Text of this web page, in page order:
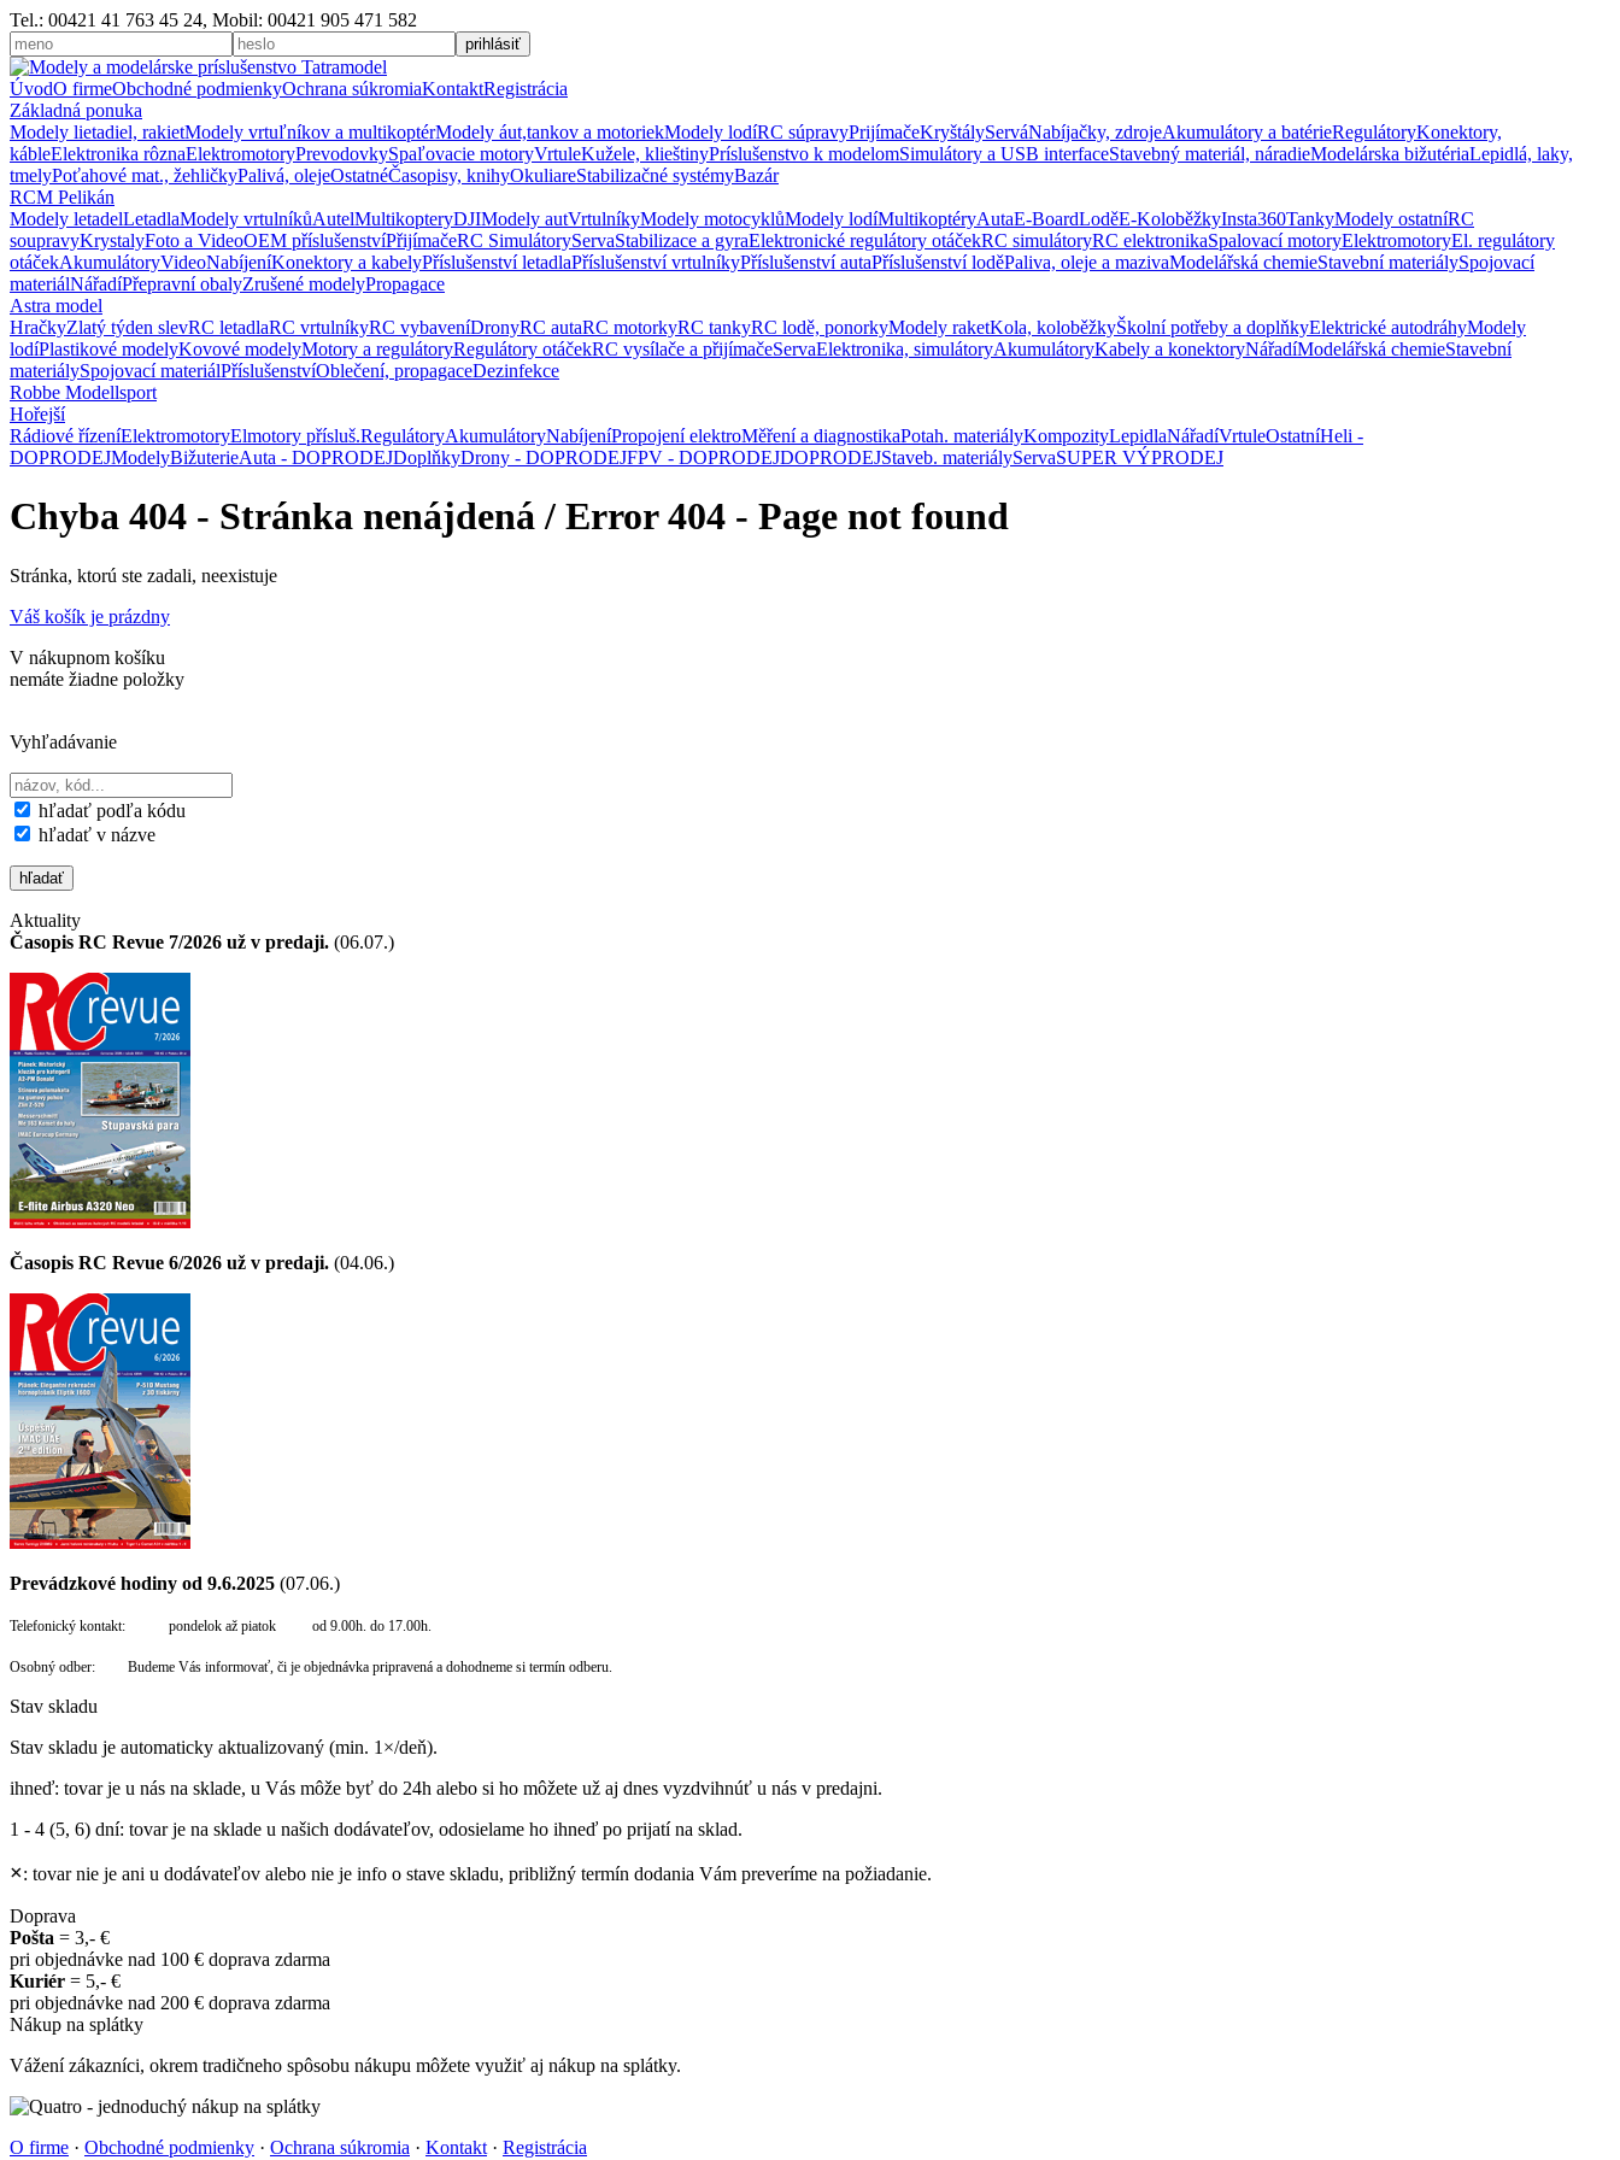
Tel.: 00421 41 763 45 24, Mobil: 00421 905 471 582
ÚvodO firmeObchodné podmienkyOchrana súkromiaKontaktRegistrácia
Základná ponuka
Modely lietadiel, rakietModely vrtuľníkov a multikoptérModely áut,tankov a motoriekModely lodíRC súpravyPrijímačeKryštályServáNabíjačky, zdrojeAkumulátory a batérieRegulátoryKonektory,
kábleElektronika rôznaElektromotoryPrevodovkySpaľovacie motoryVrtuleKužele, klieštinyPríslušenstvo k modelomSimulátory a USB interfaceStavebný materiál, náradieModelárska bižutériaLepidlá, laky,
tmelyPoťahové mat., žehličkyPalivá, olejeOstatnéČasopisy, knihyOkuliareStabilizačné systémyBazár
RCM Pelikán
Modely letadelLetadlaModely vrtulníkůAutelMultikopteryDJIModely autVrtulníkyModely motocyklůModely lodíMultikoptéryAutaE-BoardLoděE-KoloběžkyInsta360TankyModely ostatníRC
soupravyKrystalyFoto a VideoOEM příslušenstvíPřijímačeRC SimulátoryServaStabilizace a gyraElektronické regulátory otáčekRC simulátoryRC elektronikaSpalovací motoryElektromotoryEl. regulátory
otáčekAkumulátoryVideoNabíjeníKonektory a kabelyPříslušenství letadlaPříslušenství vrtulníkyPříslušenství autaPříslušenství loděPaliva, oleje a mazivaModelářská chemieStavební materiálySpojovací
materiálNářadíPřepravní obalyZrušené modelyPropagace
Astra model
HračkyZlatý týden slevRC letadlaRC vrtulníkyRC vybaveníDronyRC autaRC motorkyRC tankyRC lodě, ponorkyModely raketKola, koloběžkyŠkolní potřeby a doplňkyElektrické autodráhyModely
lodíPlastikové modelyKovové modelyMotory a regulátoryRegulátory otáčekRC vysílače a přijímačeServaElektronika, simulátoryAkumulátoryKabely a konektoryNářadíModelářská chemieStavební
materiálySpojovací materiálPříslušenstvíOblečení, propagaceDezinfekce
Robbe Modellsport
Hořejší
Rádiové řízeníElektromotoryElmotory přísluš.RegulátoryAkumulátoryNabíjeníPropojení elektroMěření a diagnostikaPotah. materiályKompozityLepidlaNářadíVrtuleOstatníHeli -
DOPRODEJModelyBižuterieAuta - DOPRODEJDoplňkyDrony - DOPRODEJFPV - DOPRODEJDOPRODEJStaveb. materiályServaSUPER VÝPRODEJ
Chyba 404 - Stránka nenájdená / Error 404 - Page not found
Stránka, ktorú ste zadali, neexistuje
Váš košík je prázdny
V nákupnom košíku
nemáte žiadne položky
Vyhľadávanie
hľadať podľa kódu
hľadať v názve
Aktuality
Časopis RC Revue 7/2026 už v predaji. (06.07.)
Časopis RC Revue 6/2026 už v predaji. (04.06.)
Prevádzkové hodiny od 9.6.2025 (07.06.)
Telefonický kontakt: pondelok až piatok od 9.00h. do 17.00h.
Osobný odber: Budeme Vás informovať, či je objednávka pripravená a dohodneme si termín odberu.
Stav skladu
Stav skladu je automaticky aktualizovaný (min. 1×/deň).
ihneď: tovar je u nás na sklade, u Vás môže byť do 24h alebo si ho môžete už aj dnes vyzdvihnúť u nás v predajni.
1 - 4 (5, 6) dní: tovar je na sklade u našich dodávateľov, odosielame ho ihneď po prijatí na sklad.
×: tovar nie je ani u dodávateľov alebo nie je info o stave skladu, približný termín dodania Vám preveríme na požiadanie.
Doprava
Pošta = 3,- €
pri objednávke nad 100 € doprava zdarma
Kuriér = 5,- €
pri objednávke nad 200 € doprava zdarma
Nákup na splátky
Vážení zákazníci, okrem tradičneho spôsobu nákupu môžete využiť aj nákup na splátky.
O firme · Obchodné podmienky · Ochrana súkromia · Kontakt · Registrácia